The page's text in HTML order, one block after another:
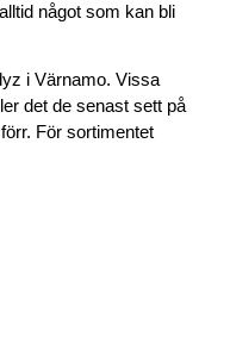
något som kan bli
i Värnamo. Vissa
det de senast sett på
För sortimentet